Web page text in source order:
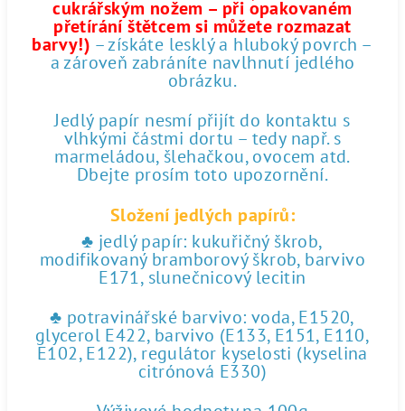
cukrářským nožem – při opakovaném
přetírání štětcem si můžete rozmazat
barvy!) – získáte lesklý a hluboký povrch –
a zároveň zabráníte navlhnutí jedlého
obrázku.
Jedlý papír nesmí přijít do kontaktu s
vlhkými částmi dortu – tedy např. s
marmeládou, šlehačkou, ovocem atd.
Dbejte prosím toto upozornění.
Složení jedlých papírů:
♣ jedlý papír: kukuřičný škrob,
modifikovaný bramborový škrob, barvivo
E171, slunečnicový lecitin
♣ potravinářské barvivo: voda, E1520,
glycerol E422, barvivo (E133, E151, E110,
E102, E122), regulátor kyselosti (kyselina
citrónová E330)